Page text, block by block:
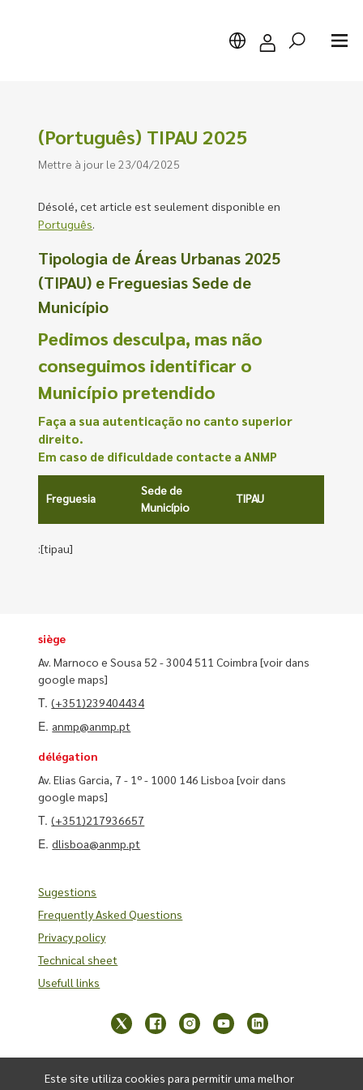
Chercher
(Português) TIPAU 2025
Mettre à jour le 23/04/2025
Désolé, cet article est seulement disponible en
Português.
Tipologia de Áreas Urbanas 2025
(TIPAU) e Freguesias Sede de
Município
Pedimos desculpa, mas não
conseguimos identificar o
Município pretendido
Faça a sua autenticação no canto superior
direito.
Em caso de dificuldade contacte a ANMP
Freguesia
Sede de
Município
TIPAU
:[tipau]
siège
Av. Marnoco e Sousa 52 - 3004 511 Coimbra[voir dans
google maps]
T.(+351)239404434
E. anmp@anmp.pt
délégation
Av. Elias Garcia, 7 - 1º - 1000 146 Lisboa[voir dans
google maps]
T.(+351)217936657
E.dlisboa@anmp.pt
Sugestions
Frequently Asked Questions
Privacy policy
Technical sheet
Usefull links
Este site utiliza cookies para permitir uma melhor